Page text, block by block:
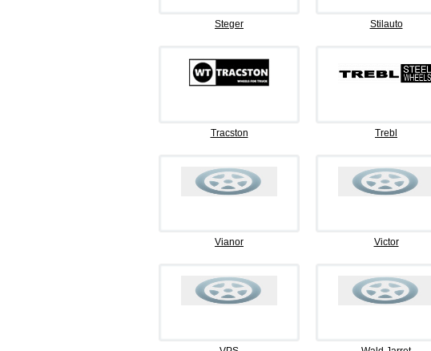
Steger Stilauto
Tracston Trebl
Vianor Victor